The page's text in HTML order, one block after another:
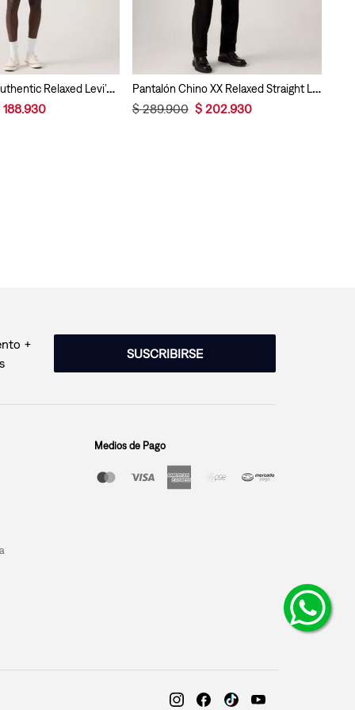
Bermuda XX Authentic Relaxed Levi’s® Para Hombre
188.930
Pantalón Chino XX Relaxed Straight Levi’s® Para Hombre
$ 289.900 $ 202.930
+
SUSCRIBIRSE
Medios de Pago